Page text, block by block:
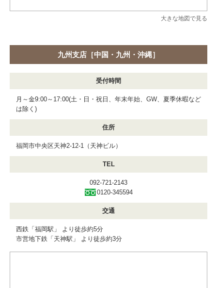
大きな地図で見る
九州支店［中国・九州・沖縄］
受付時間
月～金9:00～17:00(土・日・祝日、年末年始、GW、夏季休暇など
は除く)
住所
福岡市中央区天神2-12-1（天神ビル）
TEL
092-721-2143
0120-345594
交通
西鉄「福岡駅」 より徒歩約5分
市営地下鉄「天神駅」 より徒歩約3分